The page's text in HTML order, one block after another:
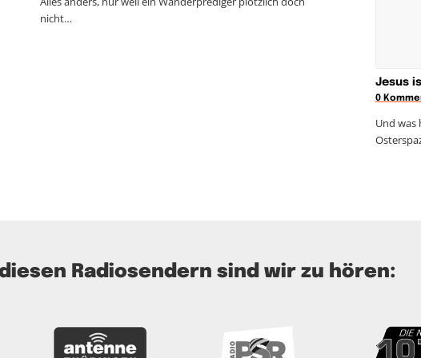
nicht…
Jesus
0
Und was
Radiosendern sind wir zu hören: